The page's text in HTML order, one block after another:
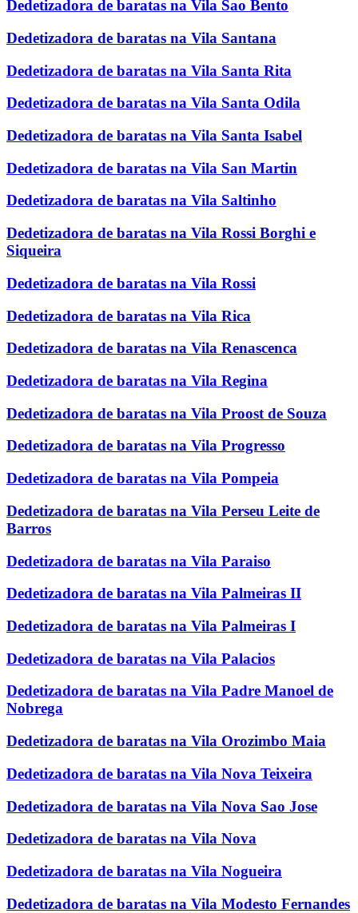
Dedetizadora de baratas na Vila Sao Bento
Dedetizadora de baratas na Vila Santana
Dedetizadora de baratas na Vila Santa Rita
Dedetizadora de baratas na Vila Santa Odila
Dedetizadora de baratas na Vila Santa Isabel
Dedetizadora de baratas na Vila San Martin
Dedetizadora de baratas na Vila Saltinho
Dedetizadora de baratas na Vila Rossi Borghi e
Siqueira
Dedetizadora de baratas na Vila Rossi
Dedetizadora de baratas na Vila Rica
Dedetizadora de baratas na Vila Renascenca
Dedetizadora de baratas na Vila Regina
Dedetizadora de baratas na Vila Proost de Souza
Dedetizadora de baratas na Vila Progresso
Dedetizadora de baratas na Vila Pompeia
Dedetizadora de baratas na Vila Perseu Leite de
Barros
Dedetizadora de baratas na Vila Paraiso
Dedetizadora de baratas na Vila Palmeiras II
Dedetizadora de baratas na Vila Palmeiras I
Dedetizadora de baratas na Vila Palacios
Dedetizadora de baratas na Vila Padre Manoel de
Nobrega
Dedetizadora de baratas na Vila Orozimbo Maia
Dedetizadora de baratas na Vila Nova Teixeira
Dedetizadora de baratas na Vila Nova Sao Jose
Dedetizadora de baratas na Vila Nova
Dedetizadora de baratas na Vila Nogueira
Dedetizadora de baratas na Vila Modesto Fernandes